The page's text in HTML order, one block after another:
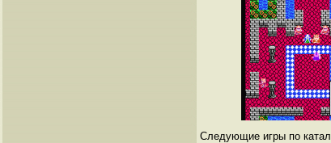
Следующие игры по